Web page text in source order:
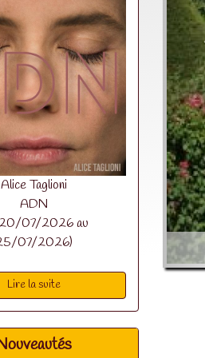
Alice Taglioni
ADN
07/2026 au
07/2026)
Lire la suite